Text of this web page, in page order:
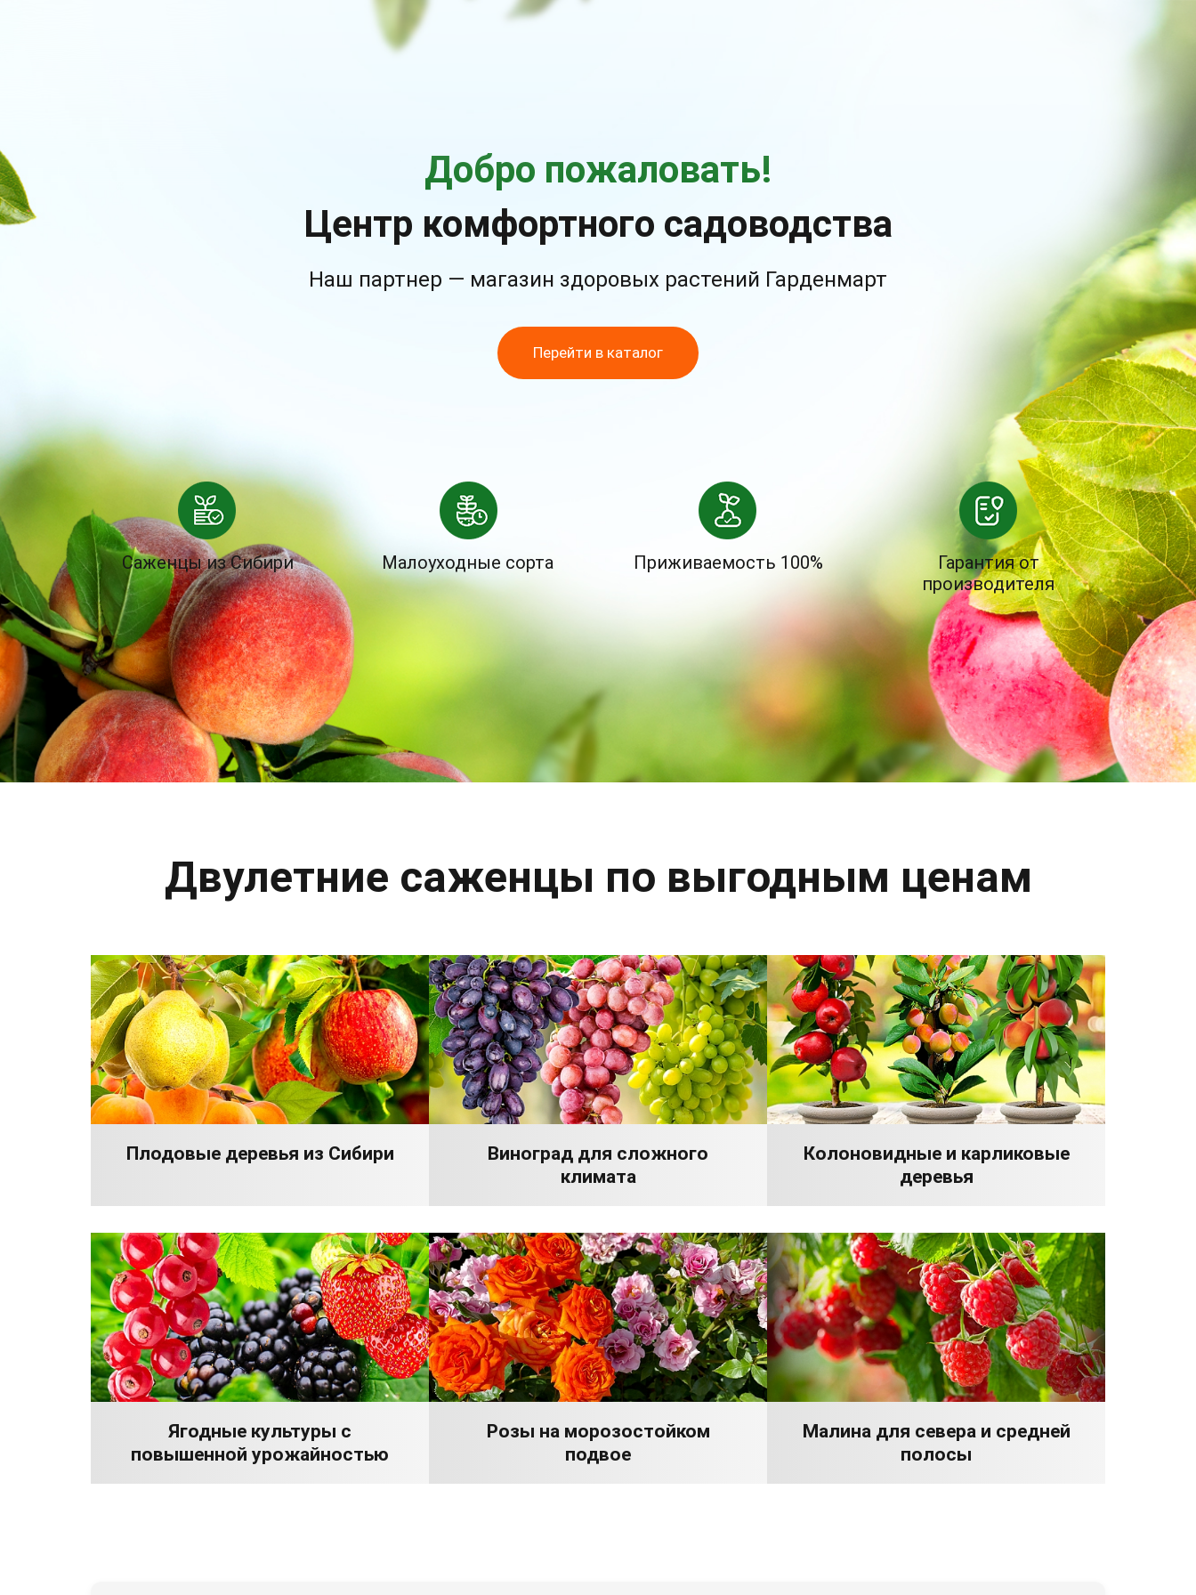
Добро пожаловать!
Центр комфортного садоводства
Наш партнер — магазин здоровых растений Гарденмарт
Перейти в каталог
Саженцы из Сибири Малоуходные сорта Приживаемость 100%
Гарантия от
производителя
Двулетние саженцы по выгодным ценам
Плодовые деревья из Сибири
Виноград для сложного
климата
Колоновидные и карликовые
деревья
Ягодные культуры с
повышенной урожайностью
Розы на морозостойком
подвое
Малина для севера и средней
полосы